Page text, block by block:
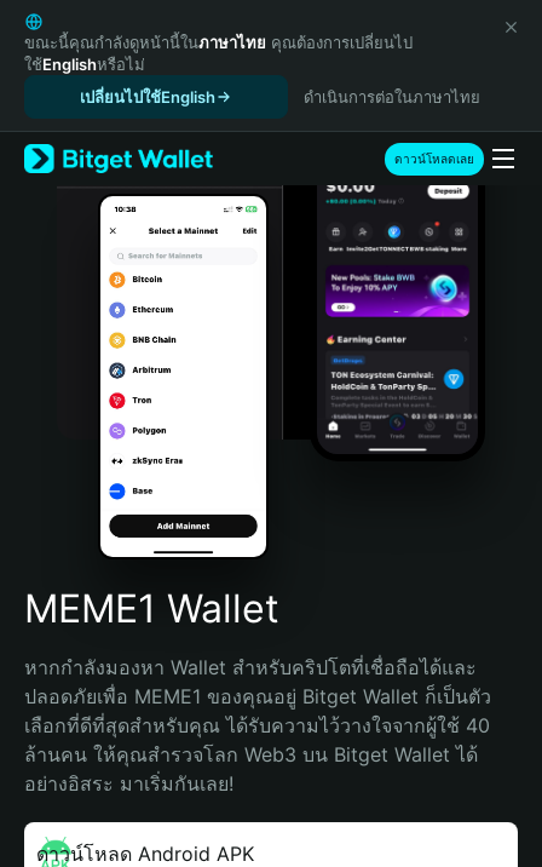
English
日本語
Tiếng Việt
Español (Latinoamérica)
Türkçe
Italiano
Português (Portugal)
Bahasa Indonesia
Português (Brasil)
Español (Argentina)
ขณะนี้คุณกำลังดูหน้านี้ในภาษาไทย คุณต้องการเปลี่ยนไป
ใช้Englishหรือไม่
เปลี่ยนไปใช้English
ดำเนินการต่อในภาษาไทย
ดาวน์โหลดเลย
MEME1 Wallet
หากกำลังมองหา Wallet สำหรับคริปโตที่เชื่อถือได้และ
ปลอดภัยเพื่อ MEME1 ของคุณอยู่ Bitget Wallet ก็เป็นตัว
เลือกที่ดีที่สุดสำหรับคุณ ได้รับความไว้วางใจจากผู้ใช้ 40
ล้านคน ให้คุณสำรวจโลก Web3 บน Bitget Wallet ได้
อย่างอิสระ มาเริ่มกันเลย!
ดาวน์โหลด Android APK